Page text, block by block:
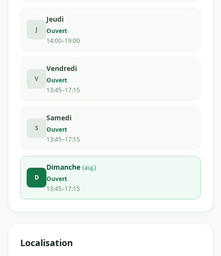
J
Jeudi
Ouvert
14:00–19:00
V
Vendredi
Ouvert
13:45–17:15
S
Samedi
Ouvert
13:45–17:15
D
Dimanche (auj.)
Ouvert
13:45–17:15
Localisation